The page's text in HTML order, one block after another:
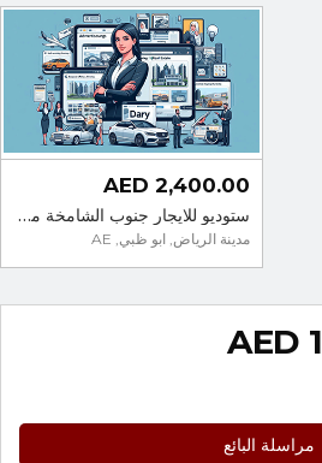
2,400.00 AED
ستوديو للايجار جنوب الشامخة مدينة الرياض
مدينة الرياض, ابو ظبي, AE
مراسلة البائع